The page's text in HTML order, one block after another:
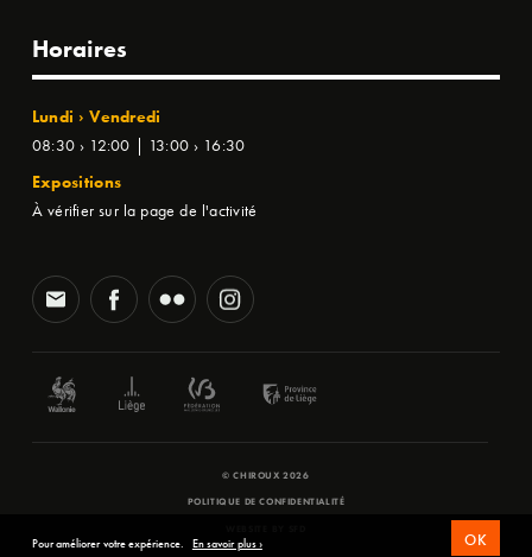
Horaires
Lundi › Vendredi
08:30 › 12:00 | 13:00 › 16:30
Expositions
À vérifier sur la page de l'activité
© CHIROUX 2026
POLITIQUE DE CONFIDENTIALITÉ
Pour améliorer votre expérience. En savoir plus › OK